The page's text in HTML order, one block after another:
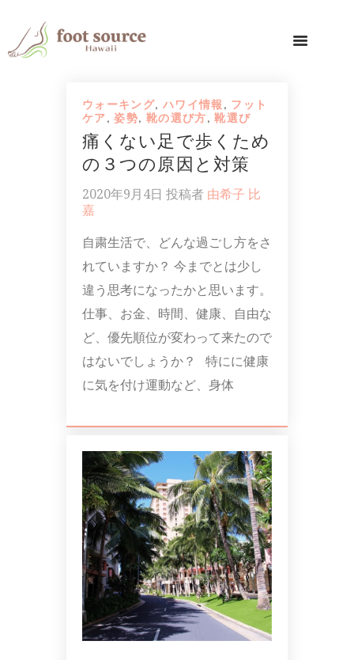
ウォーキング, ハワイ情報 , フット
ケア,姿勢, 靴の選び方,靴選び
痛くない足で歩くため
の３つの原因と対策
2020年9月4日 投稿者 由希子 比
嘉
自粛生活で、どんな過ごし方をさ
れていますか？ 今までとは少し
違う思考になったかと思います。
仕事、お金、時間、健康、自由な
ど、優先順位が変わって来たので
はないでしょうか？ 特にに健康
に気を付け運動など、身体